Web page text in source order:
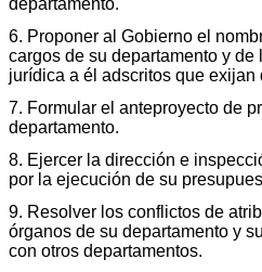
departamento.
6. Proponer al Gobierno el
cargos de su departamento y
jurídica a él adscritos que exijan
7. Formular el anteproyecto de
departamento.
8. Ejercer la dirección e
por la ejecución de su
9. Resolver los conflictos de
órganos de su departamento y
con otros departamentos.